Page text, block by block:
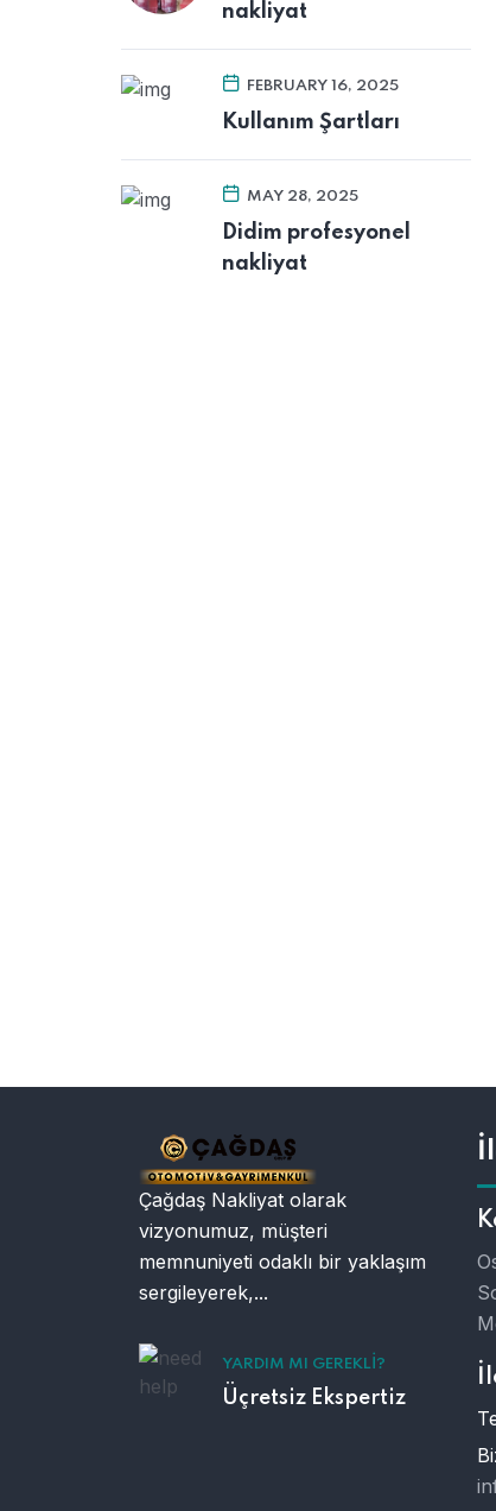
nakliyat
FEBRUARY 16, 2025
Kullanım Şartları
MAY 28, 2025
Didim profesyonel
nakliyat
Çağdaş Nakliyat olarak
vizyonumuz, müşteri
memnuniyeti odaklı bir yaklaşım
sergileyerek,...
YARDIM MI GEREKLI?
Üçretsiz Ekspertiz